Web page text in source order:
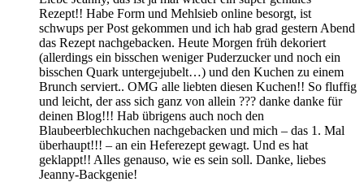
Rezept!! Habe Form und Mehlsieb online besorgt, ist
schwups per Post gekommen und ich hab grad gestern Abend
das Rezept nachgebacken. Heute Morgen früh dekoriert
(allerdings ein bisschen weniger Puderzucker und noch ein
bisschen Quark untergejubelt…) und den Kuchen zu einem
Brunch serviert.. OMG alle liebten diesen Kuchen!! So fluffig
und leicht, der ass sich ganz von allein ??? danke danke für
deinen Blog!!! Hab übrigens auch noch den
Blaubeerblechkuchen nachgebacken und mich – das 1. Mal
überhaupt!!! – an ein Heferezept gewagt. Und es hat
geklappt!! Alles genauso, wie es sein soll. Danke, liebes
Jeanny-Backgenie!